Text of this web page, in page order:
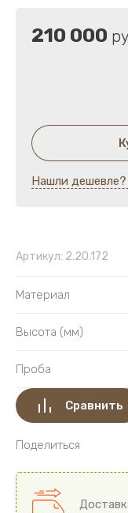
на митру
с украшениями
церковная
210 000
Нашли
Артикул: 2.20.172
Материал
Высота (мм)
Проба
Сравнить
Поделиться